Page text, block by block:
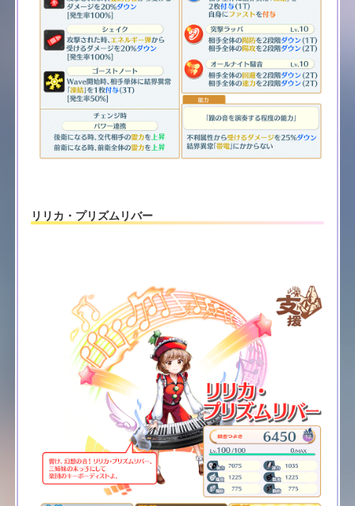
リリカ・プリズムリバー